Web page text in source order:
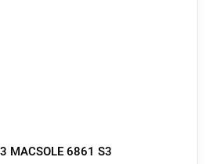
MACSOLE 6861 S3